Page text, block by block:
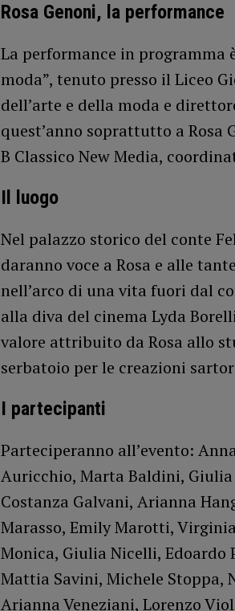
Rosa Genoni, la performance
La performance in programma
moda”, tenuto presso il Liceo
dell’arte e della moda e
quest’anno soprattutto a
B Classico New Media,
Il luogo
Nel palazzo storico del conte
daranno voce a Rosa e alle
nell’arco di una vita fuori dal
alla diva del cinema Lyda
valore attribuito da Rosa allo
serbatoio per le creazioni
I partecipanti
Parteciperanno all’evento:
Auricchio, Marta Baldini, Giulia
Costanza Galvani, Arianna
Marasso, Emily Marotti,
Monica, Giulia Nicelli, Edoardo
Mattia Savini, Michele Stoppa,
Arianna Veneziani, Lorenzo